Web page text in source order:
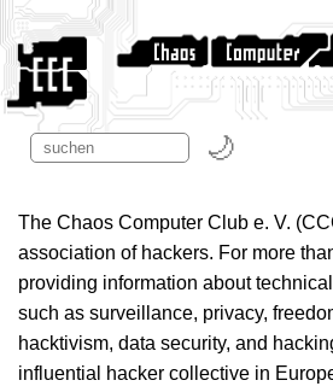
The Chaos Computer Club e. V.
association of hackers. For more
providing information about
such as surveillance, privacy,
hacktivism, data security, and
influential hacker collective in